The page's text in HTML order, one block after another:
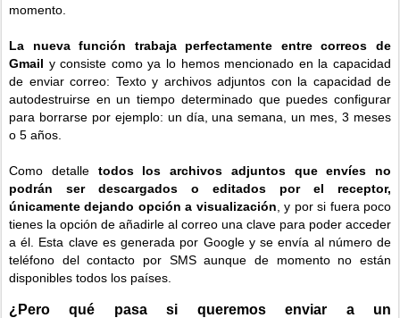
momento.
La nueva función trabaja perfectamente entre correos de
Gmail y consiste como ya lo hemos mencionado en la capacidad
de enviar correo: Texto y archivos adjuntos con la capacidad de
autodestruirse en un tiempo determinado que puedes configurar
para borrarse por ejemplo: un día, una semana, un mes, 3 meses
o 5 años.
Como detalletodos los archivos adjuntos que envíes no
podrán ser descargados o editados
por el receptor,
únicamente dejando opción a visualización , y por si fuera poco
tienes la opción de añadirle al correo una clave para poder acceder
a él. Esta clave es generada por Google y se envía al número de
teléfono del contacto por SMS aunque de momento no están
disponibles todos los países.
¿Pero qué pasa si queremos enviar a un